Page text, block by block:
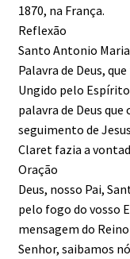
1870, na França.
Reflexão
Santo Antonio
Palavra de Deus,
Ungido pelo
palavra de Deus
seguimento de
Claret fazia a
Oração
Deus, nosso Pai,
pelo fogo do vosso
mensagem do
Senhor, saibamos